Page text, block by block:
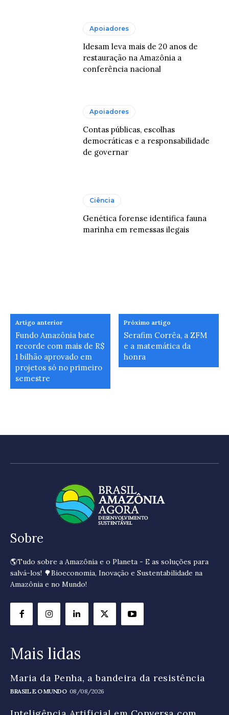
Apoiadores
Idesam leva mais de 20 anos de
restauração na Amazônia a
conferência nacional
Apoiadores
Contas públicas, escolhas
democráticas e a responsabilidade
de governar
Ciência
Genética forense identifica fauna
marinha em remessas ilegais
Artigo anterior
Fundo Amazônia bate
recorde com mais de R$
1 bilhão aprovado em
projetos só no primeiro
semestre
Próximo artigo
Serafim Corrêa, a ZFM
e a matemática da
honra
Sobre
🌎Tudo sobre a Amazônia e o Planeta - E as soluções para
salvá-los! 🌳Bioeconomia, Inovação e Sustentabilidade na
Amazônia e no Mundo!
Mais lidas
Maria da Penha, a bandeira da resistência
BRASIL E O MUNDO 08/08/2026